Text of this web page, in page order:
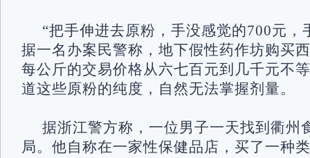
“把手伸进去原粉，手没感觉的700元，
据一名办案民警称，地下假性药作坊购买
每公斤的交易价格从六七百元到几千元不
道这些原粉的纯度，自然无法掌握剂量。
据浙江警方称，一位男子一天找到衢州
局。他自称在一家性保健品店，买了一种